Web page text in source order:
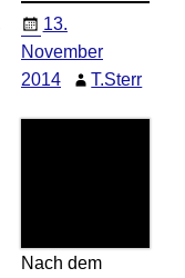
13.
November
2014
T.Sterr
Nach dem